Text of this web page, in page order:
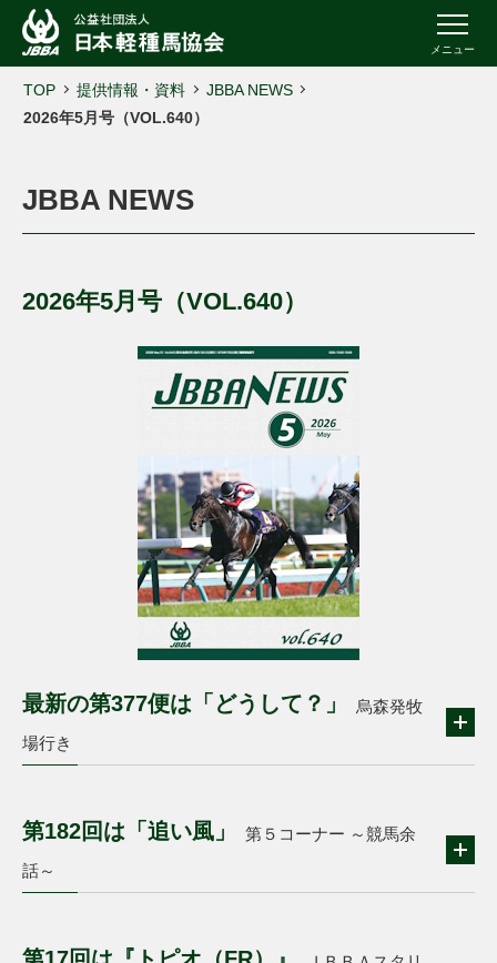
メニュー
TOP 提供情報・資料
JBBA NEWS
2026年5月号（VOL.640）
JBBA NEWS
2026年5月号（VOL.640）
最新の第377便は「どうして？」
烏森発牧
場行き
第182回は「追い風」
第５コーナー ～競馬余
話～